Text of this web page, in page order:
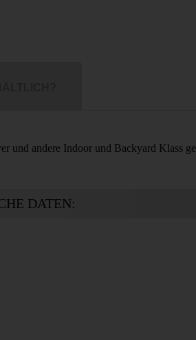
und andere Indoor und Backyard Klass
DATEN: